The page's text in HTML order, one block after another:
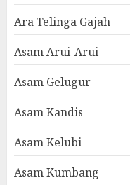
Ara Telinga Gajah
Asam Arui-Arui
Asam Gelugur
Asam Kandis
Asam Kelubi
Asam Kumbang